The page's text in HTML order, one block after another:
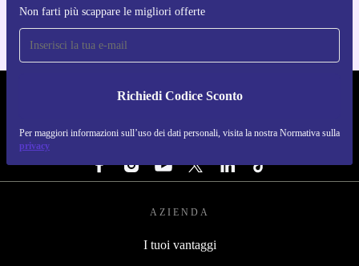
Non farti più scappare le migliori offerte
Richiedi Codice Sconto
Per maggiori informazioni sull’uso dei dati personali, visita la nostra Normativa sulla
privacy
REFURBED ITALIA - RETHINK NEW.
SEGUICI SU
AZIENDA
I tuoi vantaggi